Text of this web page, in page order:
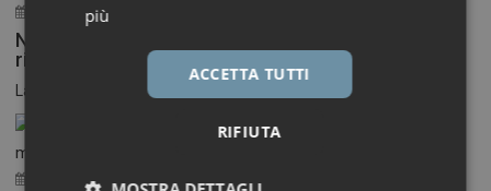
30 Luglio 2026
Neuroinfiammazione, fino a 50 mila euro per
ricercatori under 40
La Fondazione Francesco della Valle ETS apre le...
17 Luglio 2026
più
ACCETTA TUTTI
RIFIUTA